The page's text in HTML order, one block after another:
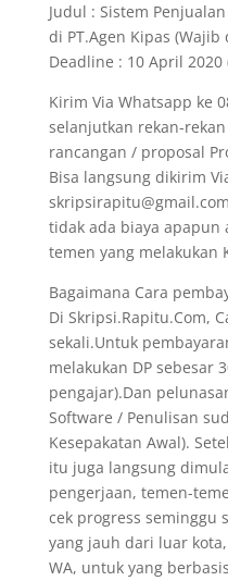
Judul : Sistem
di PT.Agen Kipas
Deadline : 10 April
Kirim Via Whatsapp ke
selanjutkan rekan-
rancangan / proposal
Bisa langsung dikirim
skripsirapitu@gmail.com
tidak ada biaya apapun
temen yang melakukan
Bagaimana Cara
Di Skripsi.Rapitu.Com,
sekali.Untuk
melakukan DP sebesar
pengajar).Dan
Software / Penulisan
Kesepakatan Awal).
itu juga langsung
pengerjaan, temen-
cek progress seminggu
yang jauh dari luar
WA, untuk yang